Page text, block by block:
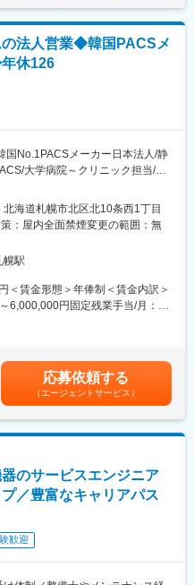
習得。
合わせたカスタマイズ提案や、
より上流の工程もお任せしま
情報システムに精通したベテラン
精鋭で連携しながらプロジェク
別システムで管理されることが
で一元管理できる独自の製品力
ります。グローバルで6,200以上
ーの日本法人として、最先端の
の法人営業◆韓国PACSメ
休126
No.1PACSメーカー日本法人/静
大学病院～クリニック担当/年
い規模の病院に対して、当社開
テム）、RIS（放射線科情報シス
システム導入の提案をご担当い
への医療機器／医療IT／システ
の実施
内技術部門との連携
6、既存顧客は約20病院を担当し
万円~1,000万円程度です。
社内にて実際の製品を扱う研修
海道札幌市北区北10条西1丁目
：屋内全面禁煙変更の範囲：無
幌駅
＜賃金形態＞年俸制＜賃金内訳＞
6,000,000円固定残業手当/月：
はインセンティブあり賃金はあく
通じて上下する可能性がありま
た表記です。
応募依頼する
（エージェントサービス）
のサービスエンジニア
／豊富なキャリアパス
歓迎